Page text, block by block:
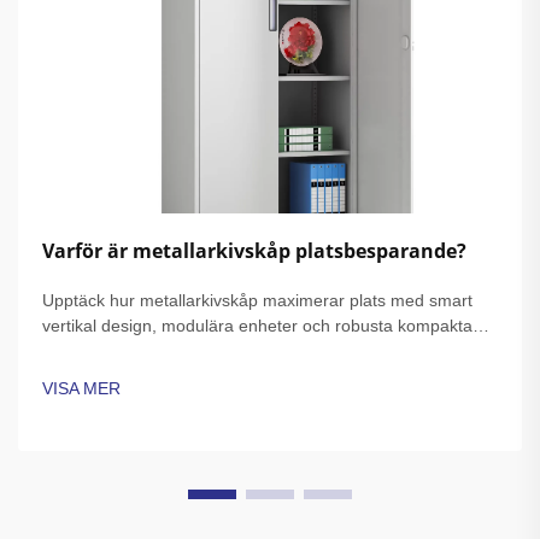
Varför är metallarkivskåp platsbesparande?
Upptäck hur metallarkivskåp maximerar plats med smart
vertikal design, modulära enheter och robusta kompakta
VISA MER